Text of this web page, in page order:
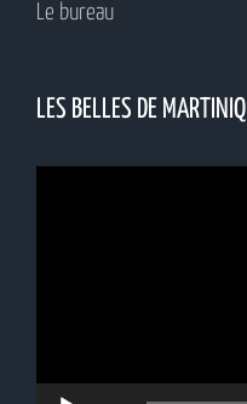
Le bureau
LES BELLES DE